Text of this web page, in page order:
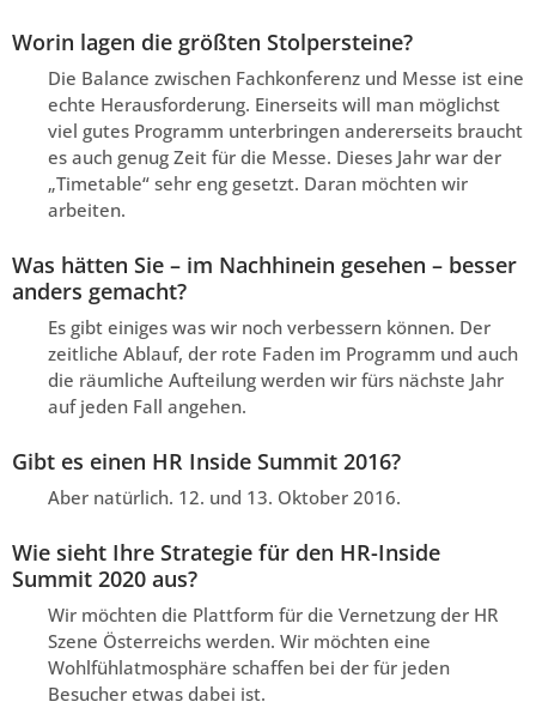
Worin lagen die größten Stolpersteine?
Die Balance zwischen Fachkonferenz und Messe ist eine
echte Herausforderung. Einerseits will man möglichst
viel gutes Programm unterbringen andererseits braucht
es auch genug Zeit für die Messe. Dieses Jahr war der
„Timetable“ sehr eng gesetzt. Daran möchten wir
arbeiten.
Was hätten Sie – im Nachhinein gesehen – besser
anders gemacht?
Es gibt einiges was wir noch verbessern können. Der
zeitliche Ablauf, der rote Faden im Programm und auch
die räumliche Aufteilung werden wir fürs nächste Jahr
auf jeden Fall angehen.
Gibt es einen HR Inside Summit 2016?
Aber natürlich. 12. und 13. Oktober 2016.
Wie sieht Ihre Strategie für den HR-Inside
Summit 2020 aus?
Wir möchten die Plattform für die Vernetzung der HR
Szene Österreichs werden. Wir möchten eine
Wohlfühlatmosphäre schaffen bei der für jeden
Besucher etwas dabei ist.